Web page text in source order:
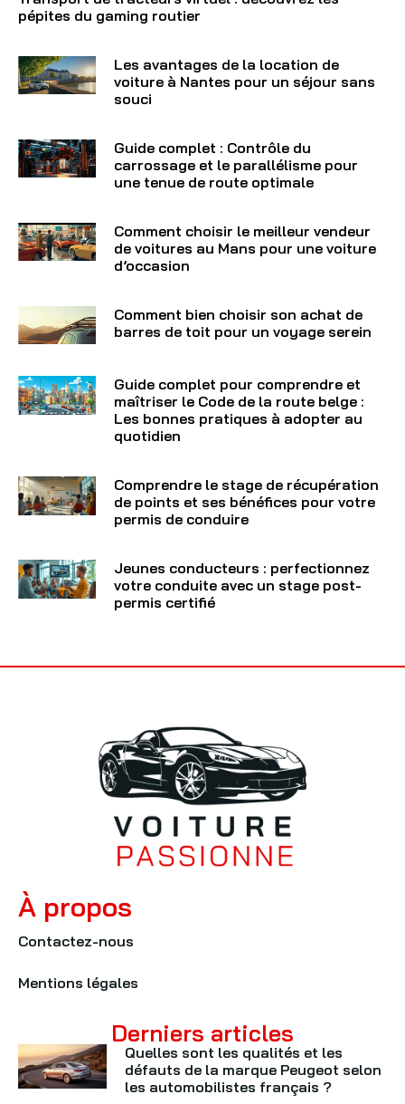
pépites du gaming routier
Les avantages de la location de
voiture à Nantes pour un séjour sans
souci
Guide complet : Contrôle du
carrossage et le parallélisme pour
une tenue de route optimale
Comment choisir le meilleur vendeur
de voitures au Mans pour une voiture
d’occasion
Comment bien choisir son achat de
barres de toit pour un voyage serein
Guide complet pour comprendre et
maîtriser le Code de la route belge :
Les bonnes pratiques à adopter au
quotidien
Comprendre le stage de récupération
de points et ses bénéfices pour votre
permis de conduire
Jeunes conducteurs : perfectionnez
votre conduite avec un stage post-
permis certifié
À propos
Contactez-nous
Mentions légales
Derniers articles
Quelles sont les qualités et les
défauts de la marque Peugeot selon
les automobilistes français ?